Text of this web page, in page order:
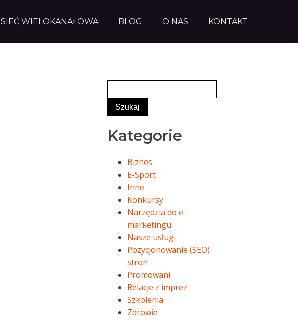
SIEĆ WIELOKANAŁOWA BLOG O NAS KONTAKT
Kategorie
Biznes
E-Sport
Inne
Konkursy
Narzędzia do e-
marketingu
Nasze usługi
Pozycjonowanie (SEO)
stron
Promowani
Relacje z imprez
Szkolenia
Zdrowie